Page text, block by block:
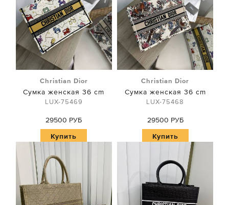
Christian Dior
Сумка женская 36 cm
LUX-75469
29500 РУБ
Купить
Christian Dior
Сумка женская 36 cm
LUX-75468
29500 РУБ
Купить